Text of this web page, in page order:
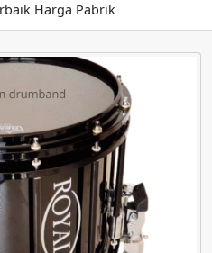
Harga Pabrik